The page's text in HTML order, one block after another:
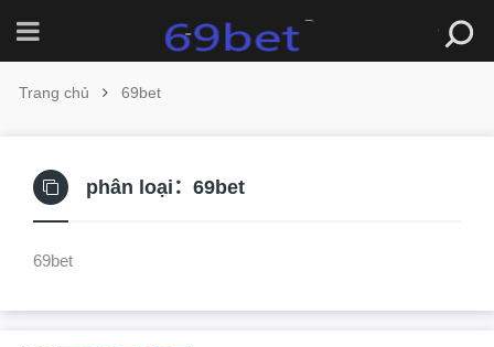
Trang chủ 69bet
phân loại： 69bet
69bet